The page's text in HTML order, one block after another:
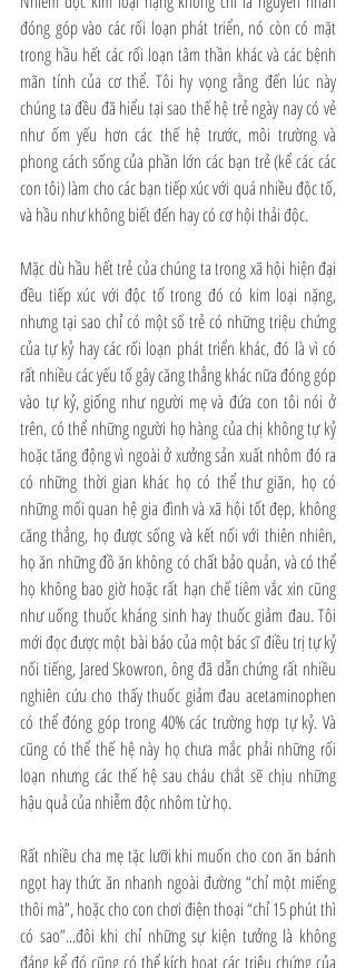
đóng góp vào các rối loạn phát triển, nó còn có mặt
trong hầu hết các rối loạn tâm thần khác và các bệnh
mãn tính của cơ thể. Tôi hy vọng rằng đến lúc này
chúng ta đều đã hiểu tại sao thế hệ trẻ ngày nay có vẻ
như ốm yếu hơn các thế hệ trước, môi trường và
phong cách sống của phần lớn các bạn trẻ (kể các các
con tôi) làm cho các bạn tiếp xúc với quá nhiều độc tố,
và hầu như không biết đến hay có cơ hội thải độc.
Mặc dù hầu hết trẻ của chúng ta trong xã hội hiện đại
đều tiếp xúc với độc tố trong đó có kim loại nặng,
nhưng tại sao chỉ có một số trẻ có những triệu chứng
của tự kỷ hay các rối loạn phát triển khác, đó là vì có
rất nhiều các yếu tố gây căng thẳng khác nữa đóng góp
vào tự kỷ, giống như người mẹ và đứa con tôi nói ở
trên, có thể những người họ hàng của chị không tự kỷ
hoặc tăng động vì ngoài ở xưởng sản xuất nhôm đó ra
có những thời gian khác họ có thể thư giãn, họ có
những mối quan hệ gia đình và xã hội tốt đẹp, không
căng thẳng, họ được sống và kết nối với thiên nhiên,
họ ăn những đồ ăn không có chất bảo quản, và có thể
họ không bao giờ hoặc rất hạn chế tiêm vắc xin cũng
như uống thuốc kháng sinh hay thuốc giảm đau. Tôi
mới đọc được một bài báo của một bác sĩ điều trị tự kỷ
nối tiếng, Jared Skowron, ông đã dẫn chứng rất nhiều
nghiên cứu cho thấy thuốc giảm đau acetaminophen
có thể đóng góp trong 40% các trường hợp tự kỷ. Và
cũng có thể thế hệ này họ chưa mắc phải những rối
loạn nhưng các thế hệ sau cháu chắt sẽ chịu những
hậu quả của nhiễm độc nhôm từ họ.
Rất nhiều cha mẹ tặc lưỡi khi muốn cho con ăn bánh
ngọt hay thức ăn nhanh ngoài đường “chỉ một miếng
thôi mà”, hoặc cho con chơi điện thoại “chỉ 15 phút thì
có sao”...đôi khi chỉ những sự kiện tưởng là không
đáng kể đó cũng có thể kích hoạt các triệu chứng của